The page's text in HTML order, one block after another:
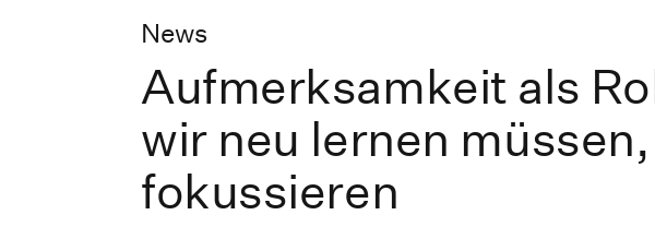
News
Aufmerksamkeit als
wir neu lernen
fokussieren